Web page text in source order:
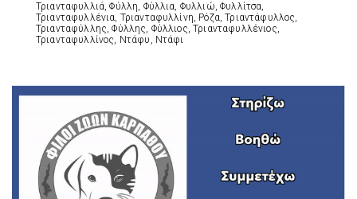
Τριανταφυλλιά, Φύλλη, Φύλλια, Φυλλιώ, Φυλλίτσα,
Τριανταφυλλένια, Τριανταφυλλίνη, Ρόζα, Τριαντάφυλλος,
Τριανταφύλλης, Φύλλης, Φύλλιος, Τριανταφυλλένιος,
Τριανταφυλλίνος, Ντάφυ, Ντάφι